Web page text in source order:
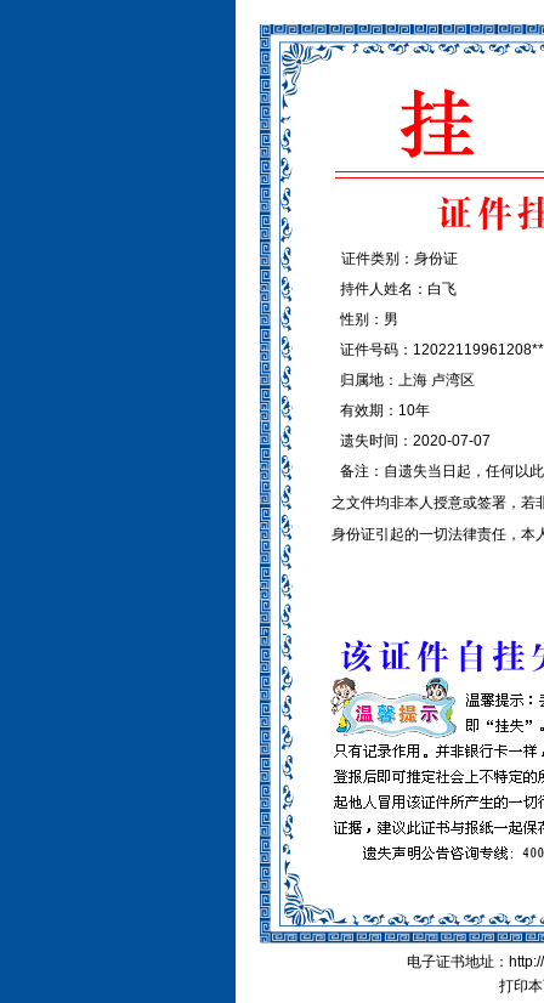
证件类别：身份证
持件人姓名：白飞
性别：男
证件号码：
归属地：上海 卢湾区
有效期：10年
遗失时间：2020-07-07
备注：自遗失当日起，任何以
之文件均非本人授意或签署，若
身份证引起的一切法律责任，本
电子证书地址：
打印